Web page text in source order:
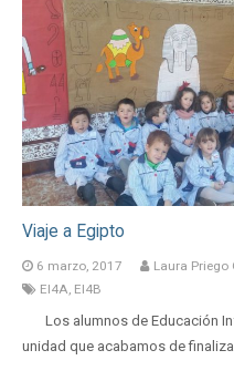
Viaje a Egipto
6 marzo, 2017 Laura Priego
EI4A EI4B
Los alumnos de Educación
unidad que acabamos de